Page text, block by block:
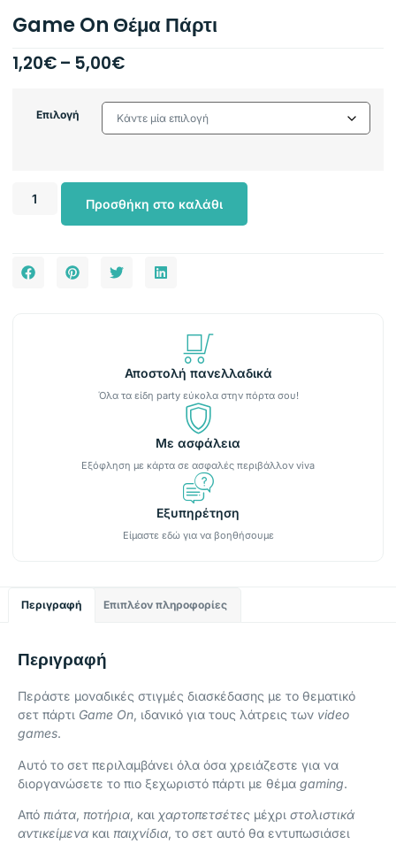
Game On Θέμα Πάρτι
1,20€– 5,00€
Επιλογή
Προσθήκη στο καλάθι
Αποστολή πανελλαδικά
Όλα τα είδη party εύκολα στην πόρτα σου!
Με ασφάλεια
Εξόφληση με κάρτα σε ασφαλές περιβάλλον viva
Εξυπηρέτηση
Είμαστε εδώ για να βοηθήσουμε
Περιγραφή Επιπλέον πληροφορίες
Περιγραφή
Περάστε μοναδικές στιγμές διασκέδασης με το θεματικό
σετ πάρτι Game On , ιδανικό για τους λάτρεις των video
games.
Αυτό το σετ περιλαμβάνει όλα όσα χρειάζεστε για να
διοργανώσετε το πιο ξεχωριστό πάρτι με θέμα gaming.
Από πιάτα ποτήρια , και χαρτοπετσέτες μέχρι στολιστικά
αντικείμενα και παιχνίδια , το σετ αυτό θα εντυπωσιάσει